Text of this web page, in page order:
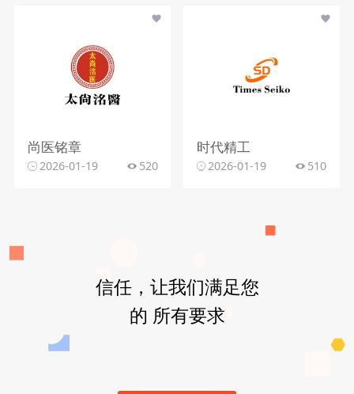
尚医铭章
2026-01-19 520
时代精工
2026-01-19 510
信任，让我们满足您
的 所有要求